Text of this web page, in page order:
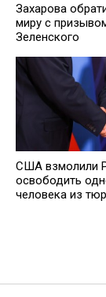
Захарова
миру с
Зеленского
США взмолили
освободить
человека из